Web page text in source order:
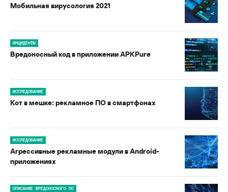
Мобильная вирусология 2021
ИНЦИДЕНТЫ
Вредоносный код в приложении APKPure
ИССЛЕДОВАНИЕ
Кот в мешке: рекламное ПО в смартфонах
ИССЛЕДОВАНИЕ
Агрессивные рекламные модули в Android-
приложениях
ОПИСАНИЕ ВРЕДОНОСНОГО ПО